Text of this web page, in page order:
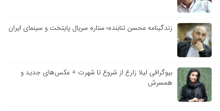
زندگینامه محسن تنابنده؛ ستاره سریال پایتخت و سینمای ایران
بیوگرافی لیلا زارع از شروع تا شهرت + عکس‌های جدید و
همسرش